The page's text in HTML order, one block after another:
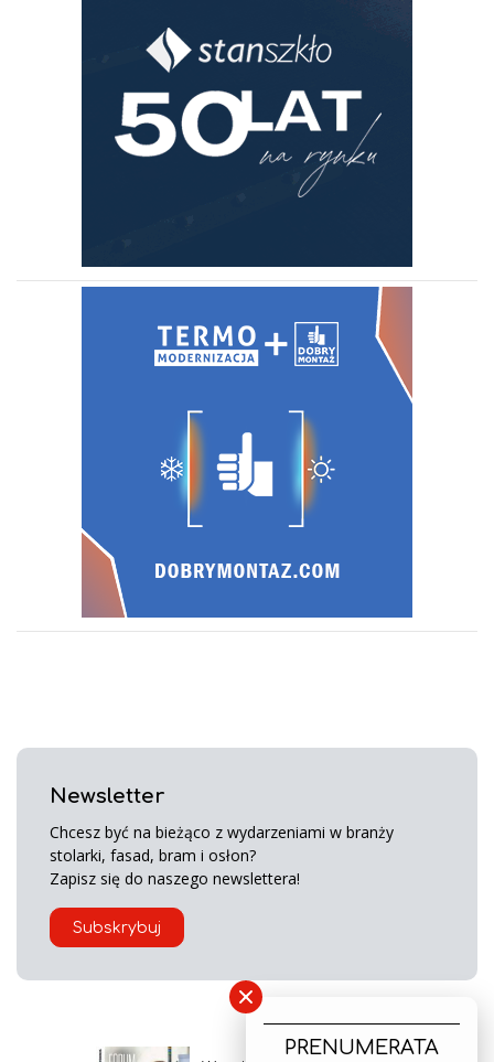
Newsletter
Chcesz być na bieżąco z wydarzeniami w branży
stolarki, fasad, bram i osłon?
Zapisz się do naszego newslettera!
Subskrybuj
×
PRENUMERATA